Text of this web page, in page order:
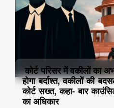
कोर्ट परिसर में वकीलों का
होगा बर्दाश्त, वकीलों की
कोर्ट सख्त, कहा- बार
का अधिकार